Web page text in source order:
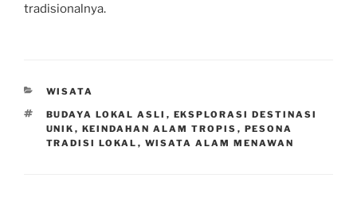
tradisionalnya.
CATEGORIES
WISATA
TAGS
BUDAYA LOKAL ASLI , EKSPLORASI DESTINASI
UNIK , KEINDAHAN ALAM TROPIS , PESONA
TRADISI LOKAL , WISATA ALAM MENAWAN